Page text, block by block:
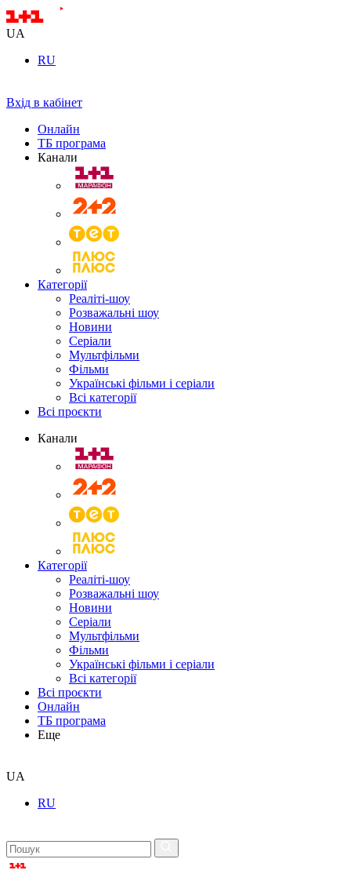
UA
RU
Вхід в кабінет
Онлайн
ТБ програма
Канали
Категорії
Реаліті-шоу
Розважальні шоу
Новини
Серіали
Мультфільми
Фільми
Українські фільми і серіали
Всі категорії
Всі проєкти
Канали
Категорії
Реаліті-шоу
Розважальні шоу
Новини
Серіали
Мультфільми
Фільми
Українські фільми і серіали
Всі категорії
Всі проєкти
Онлайн
ТБ програма
Еще
UA
RU